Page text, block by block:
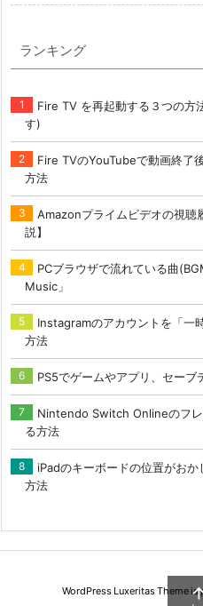
ランキング
Fire TV を再起動する３つの方
す)
Fire TVのYouTubeで動画終了
方法
Amazonプライムビデオの視聴
説】
PCブラウザで流れている曲
Music」
Instagramのアカウントを「一
方法
PS5でゲームやアプリ、セーブ
Nintendo Switch Onlineのフレ
る方法
iPadのキーボードの位置がお
方法
WordPress Luxeritas Theme is